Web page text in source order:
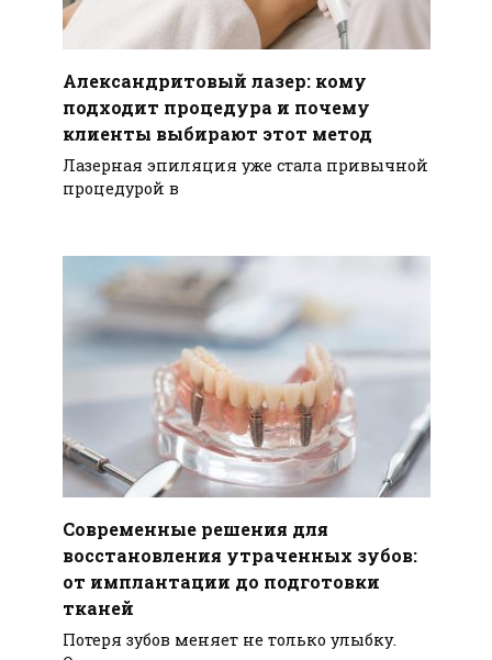
Александритовый лазер: кому
подходит процедура и почему
клиенты выбирают этот метод
Лазерная эпиляция уже стала привычной
процедурой в
Современные решения для
восстановления утраченных зубов:
от имплантации до подготовки
тканей
Потеря зубов меняет не только улыбку.